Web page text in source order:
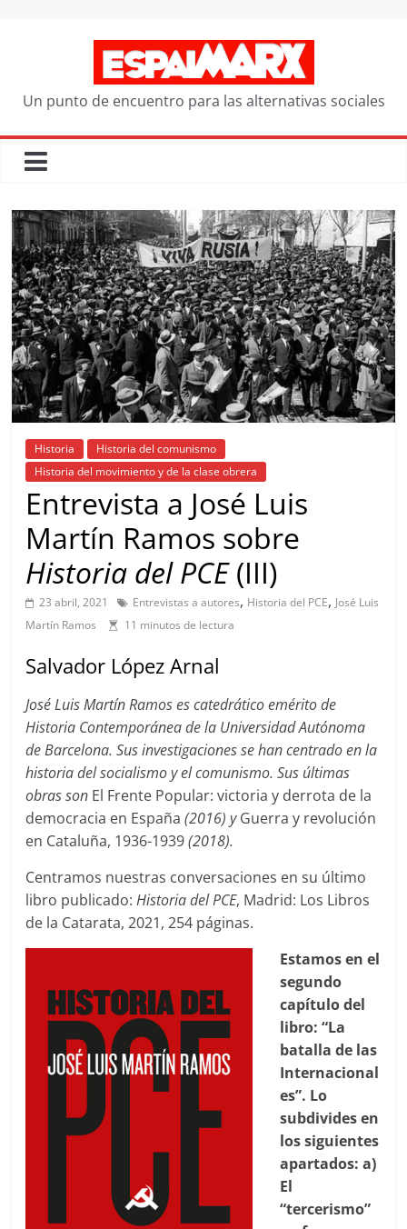
Un punto de encuentro para las alternativas sociales
Historia
Historia del comunismo
Historia del movimiento y de la clase obrera
Entrevista a José Luis
Martín Ramos sobre
Historia del PCE(III)
23 abril, 2021 Entrevistas a autores, Historia del PCE, José Luis
Martín Ramos
11 minutos de lectura
Salvador López Arnal
José Luis Martín Ramos es catedrático emérito de
Historia Contemporánea de la Universidad Autónoma
de Barcelona. Sus investigaciones se han centrado en la
historia del socialismo y el comunismo. Sus últimas
obras son El Frente Popular: victoria y derrota de la
democracia en España(2016) yGuerra y revolución
en Cataluña, 1936-1939(2018).
Centramos nuestras conversaciones en su último
libro publicado:Historia del PCE, Madrid: Los Libros
de la Catarata, 2021, 254 páginas.
Estamos en el
segundo
capítulo del
libro: “La
batalla de las
Internacional
es”. Lo
subdivides en
los siguientes
apartados: a)
El
“tercerismo”